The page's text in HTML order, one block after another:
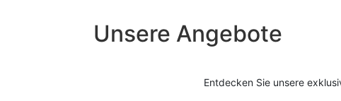
Unsere Angebote
Entdecken Sie unsere